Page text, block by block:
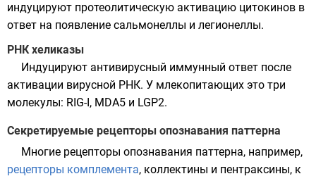
индуцируют протеолитическую активацию цитокинов в
ответ на появление сальмонеллы и легионеллы.
РНК хеликазы
Индуцируют антивирусный иммунный ответ после
активации вирусной РНК. У млекопитающих это три
молекулы: RIG-I, MDA5 и LGP2.
Секретируемые рецепторы опознавания паттерна
Многие рецепторы опознавания паттерна, например,
рецепторы комплемента, коллектины и пентраксины, к